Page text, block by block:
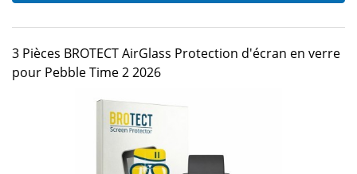
3 Pièces BROTECT AirGlass Protection d'écran en verre
pour Pebble Time 2 2026